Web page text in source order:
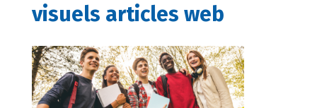
visuels articles web